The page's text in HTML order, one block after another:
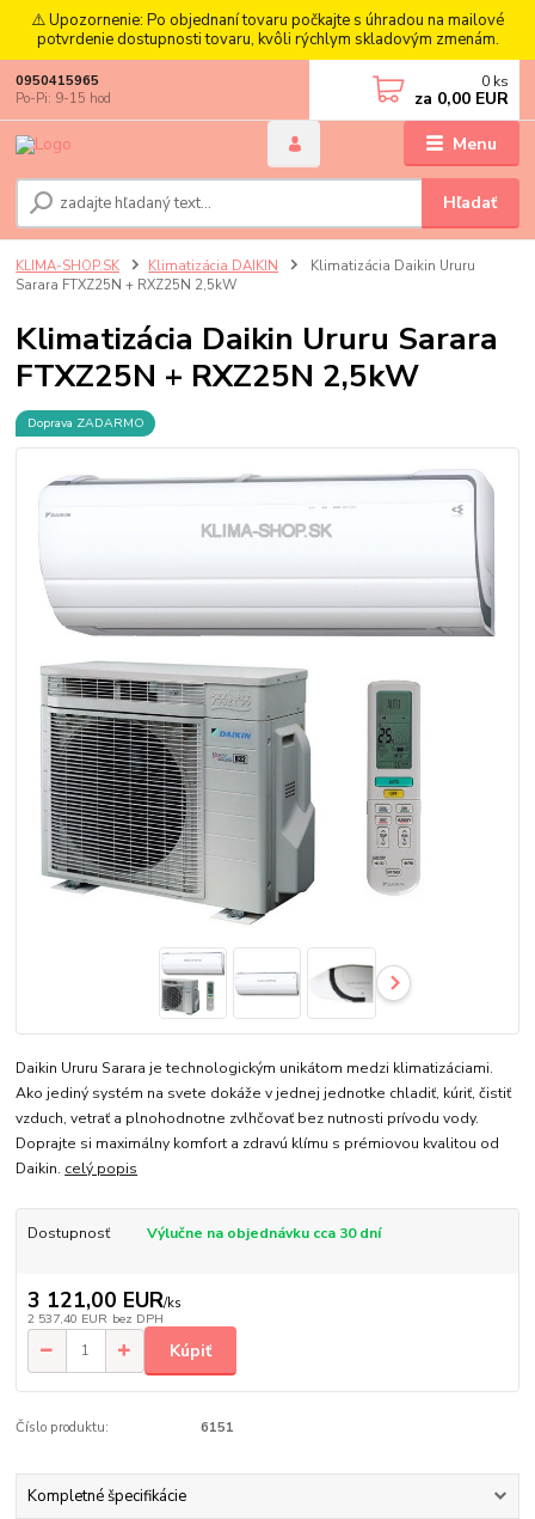
⚠️ Upozornenie: Po objednaní tovaru počkajte s úhradou na mailové
potvrdenie dostupnosti tovaru, kvôli rýchlym skladovým zmenám.
Menu
Hľadať
0950415965
Po-Pi: 9-15 hod
0 ks
za 0,00 EUR
KLIMA-SHOP.SK Klimatizácia DAIKIN
Klimatizácia Daikin Ururu
Sarara FTXZ25N + RXZ25N 2,5kW
Klimatizácia Daikin Ururu Sarara
FTXZ25N + RXZ25N 2,5kW
Doprava ZADARMO
Daikin Ururu Sarara je technologickým unikátom medzi klimatizáciami.
Ako jediný systém na svete dokáže v jednej jednotke chladiť, kúriť, čistiť
vzduch, vetrať a plnohodnotne zvlhčovať bez nutnosti prívodu vody.
Doprajte si maximálny komfort a zdravú klímu s prémiovou kvalitou od
Daikin. celý popis
Dostupnosť Výlučne na objednávku cca 30 dní
3 121,00 EUR/ks
2 537,40 EUR bez DPH
Kúpiť
Číslo produktu: 6151
Kompletné špecifikácie